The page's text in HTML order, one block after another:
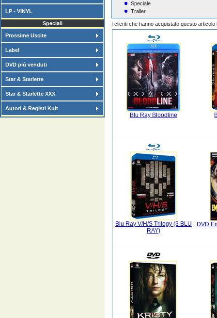
LP - VINYL
Speciali
Prossime Uscite
Label
DVD più venduti
Star & Starlette
Star & Starlette XXX
Autori & Registi Kult
Speciale
Trailer
I clienti che hanno acquistato questo
Blu Ray Bloodline
Blu Ray V/H/S Trilogy (3 BLU
RAY)
DVD